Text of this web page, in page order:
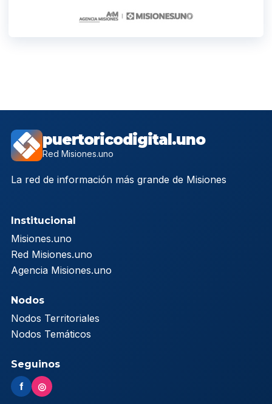
puertoricodigital.uno
Red Misiones.uno
La red de información más grande de Misiones
Institucional
Misiones.uno
Red Misiones.uno
Agencia Misiones.uno
Nodos
Nodos Territoriales
Nodos Temáticos
Seguinos
f ◎